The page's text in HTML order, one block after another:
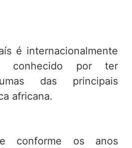
é internacionalmente
conhecido por ter
das principais
africana.
conforme os anos